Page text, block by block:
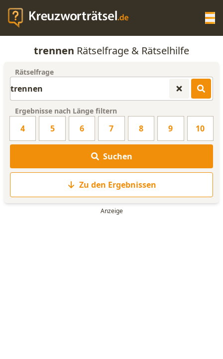
KREUZWORTRÄTSEL-HILFE
WORTLISTE
trennen Rätselfrage & Rätselhilfe
Rätselfrage
Ergebnisse nach Länge filtern
4 5 6 7 8 9 10
Suchen
Zu den Ergebnissen